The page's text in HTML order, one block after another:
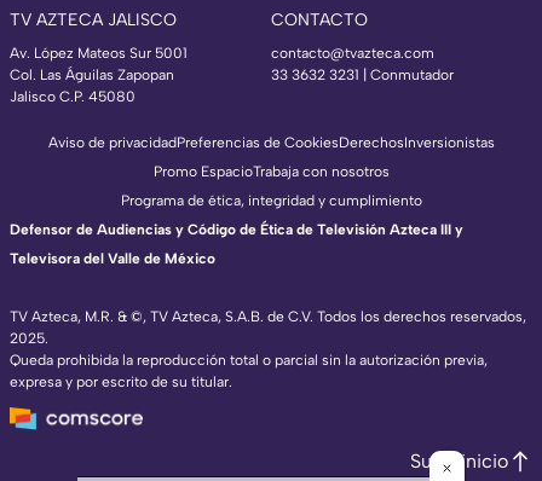
TV AZTECA JALISCO
Av. López Mateos Sur 5001
Col. Las Águilas Zapopan
Jalisco C.P. 45080
CONTACTO
contacto@tvazteca.com
33 3632 3231 | Conmutador
TV Azteca, M.R. & ©, TV Azteca, S.A.B. de C.V. Todos los derechos reservados,
2025.
Queda prohibida la reproducción total o parcial sin la autorización previa,
expresa y por escrito de su titular.
Aviso de privacidadPreferencias de CookiesDerechosInversionistas
Promo EspacioTrabaja con nosotros
Programa de ética, integridad y cumplimiento
Defensor de Audiencias y Código de Ética de Televisión Azteca III y
Televisora del Valle de México
Subir inicio